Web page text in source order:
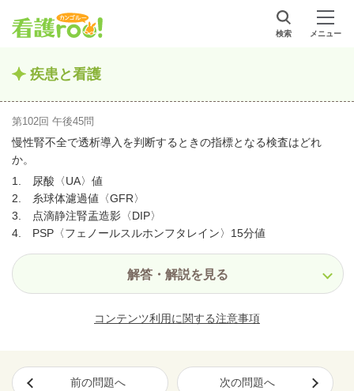
検索 メニュー
疾患と看護
第102回 午後45問
慢性腎不全で透析導入を判断するときの指標となる検査はどれ
か。
1. 尿酸〈UA〉値
2. 糸球体濾過値〈GFR〉
3. 点滴静注腎盂造影〈DIP〉
4. PSP〈フェノールスルホンフタレイン〉15分値
解答・解説を見る
コンテンツ利用に関する注意事項
前の問題へ 次の問題へ